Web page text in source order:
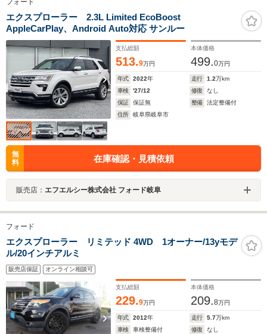
フォード
エクスプローラー 2.3L Limited EcoBoost
AppleCarPlay、Android Auto対応 サンルー
支払総額
513.9万円
本体価格
499.0万円
年式 2022年 走行 1.2万km
車検
'27/12 修復
なし
保証
保証無 整備
法定整備付
住所
岐阜県岐阜市
無
料
在庫確認・見積依頼
販売店： エフエルシー株式会社 フォード岐阜
フォード
エクスプローラー リミテッド 4WD 1オーナー/13yモデ
ル/20インチアルミ
販売店保証 オンライン相談可
支払総額
229.9万円
本体価格
209.8万円
年式 2012年 走行 5.7万km
車検
車検整備付 修復
なし